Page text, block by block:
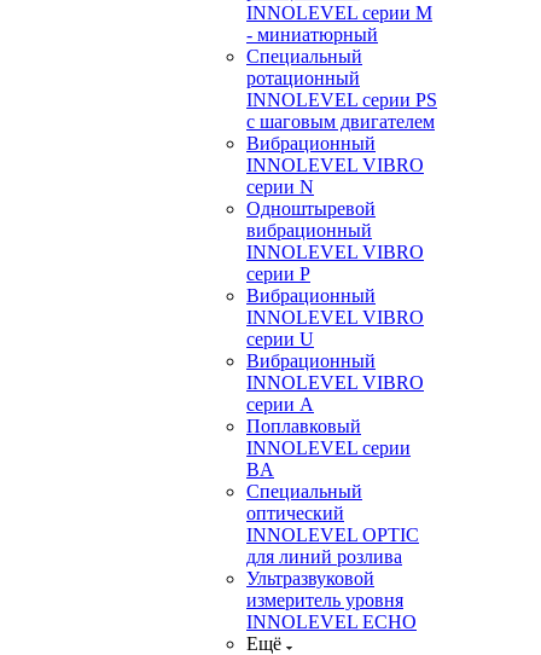
INNOLEVEL серии M
- миниатюрный
Специальный
ротационный
INNOLEVEL серии PS
с шаговым двигателем
Вибрационный
INNOLEVEL VIBRO
серии N
Одноштыревой
вибрационный
INNOLEVEL VIBRO
серии P
Вибрационный
INNOLEVEL VIBRO
серии U
Вибрационный
INNOLEVEL VIBRO
серии A
Поплавковый
INNOLEVEL серии
BA
Специальный
оптический
INNOLEVEL OPTIC
для линий розлива
Ультразвуковой
измеритель уровня
INNOLEVEL ECHO
Ещё